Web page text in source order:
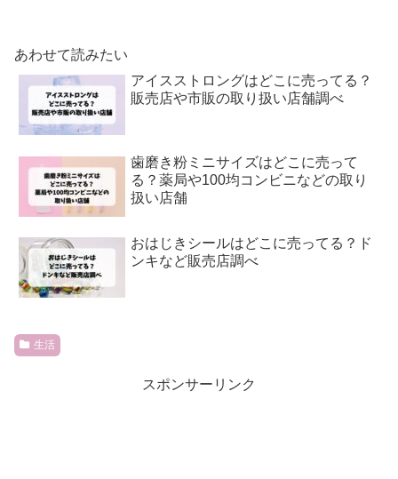
あわせて読みたい
アイスストロングはどこに売ってる？
販売店や市販の取り扱い店舗調べ
歯磨き粉ミニサイズはどこに売って
る？薬局や100均コンビニなどの取り
扱い店舗
おはじきシールはどこに売ってる？ド
ンキなど販売店調べ
生活
スポンサーリンク